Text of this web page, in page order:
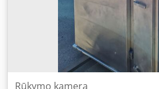
Rūkymo kamera